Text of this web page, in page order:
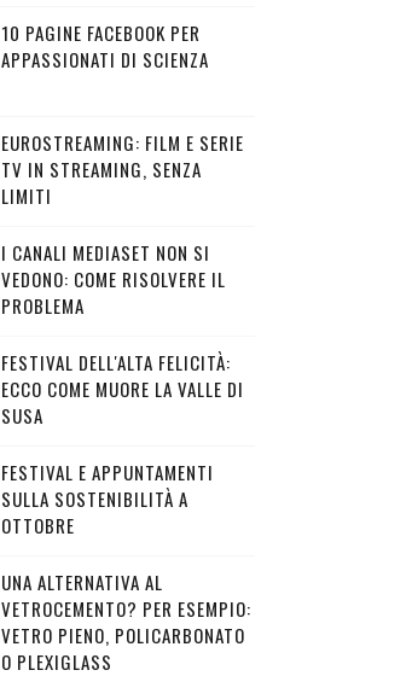
10 PAGINE FACEBOOK PER
APPASSIONATI DI SCIENZA
EUROSTREAMING: FILM E SERIE
TV IN STREAMING, SENZA
LIMITI
I CANALI MEDIASET NON SI
VEDONO: COME RISOLVERE IL
PROBLEMA
FESTIVAL DELL'ALTA FELICITÀ:
ECCO COME MUORE LA VALLE DI
SUSA
FESTIVAL E APPUNTAMENTI
SULLA SOSTENIBILITÀ A
OTTOBRE
UNA ALTERNATIVA AL
VETROCEMENTO? PER ESEMPIO:
VETRO PIENO, POLICARBONATO
O PLEXIGLASS